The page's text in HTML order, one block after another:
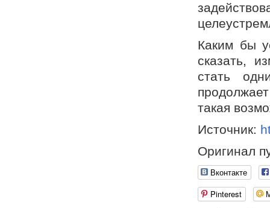
Каким бы
сказать,
стать
такая
Источник:
Оригинал
Вконтакте
Pinterest